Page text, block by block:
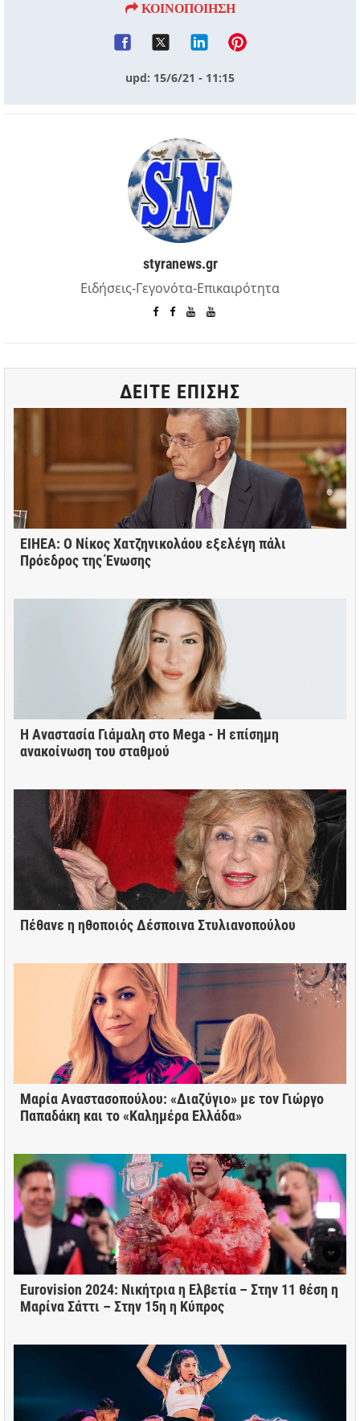
ΚΟΙΝΟΠΟΙΗΣΗ
upd: 15/6/21 - 11:15
styranews.gr
Ειδήσεις-Γεγονότα-Επικαιρότητα
ΔΕΙΤΕ ΕΠΙΣΗΣ
ΕΙΗΕΑ: Ο Νίκος Χατζηνικολάου εξελέγη πάλι
Πρόεδρος της Ένωσης
Η Αναστασία Γιάμαλη στο Mega - Η επίσημη
ανακοίνωση του σταθμού
Πέθανε η ηθοποιός Δέσποινα Στυλιανοπούλου
Mαρία Αναστασοπούλου: «Διαζύγιο» με τον Γιώργο
Παπαδάκη και το «Καλημέρα Ελλάδα»
Eurovision 2024: Νικήτρια η Ελβετία – Στην 11 θέση η
Μαρίνα Σάττι – Στην 15η η Κύπρος